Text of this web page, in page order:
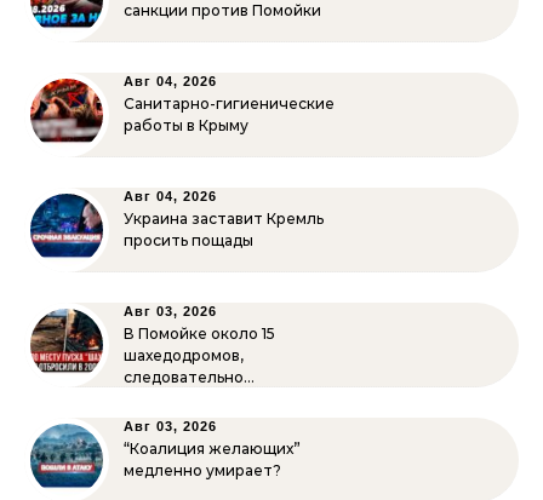
санкции против Помойки
Авг 04, 2026
Санитарно-гигиенические
работы в Крыму
Авг 04, 2026
Украина заставит Кремль
просить пощады
Авг 03, 2026
В Помойке около 15
шахедодромов,
следовательно…
Авг 03, 2026
“Коалиция желающих”
медленно умирает?